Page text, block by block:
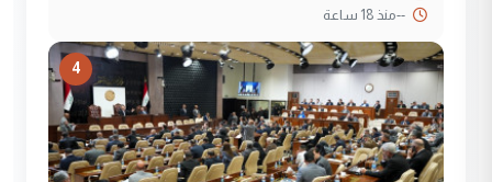
--منذ 18 ساعة
4